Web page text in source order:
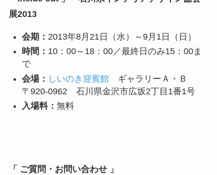
展2013
会期： 2013年8月21日（水）～9月1日（日）
時間： 10：00～18：00／最終日のみ15：00ま
で
会場： しいのき迎賓館ギャラリーＡ・Ｂ
〒920-0962 石川県金沢市広坂2丁目1番1号
入場料： 無料
「 ご質問・お問い合わせ 」